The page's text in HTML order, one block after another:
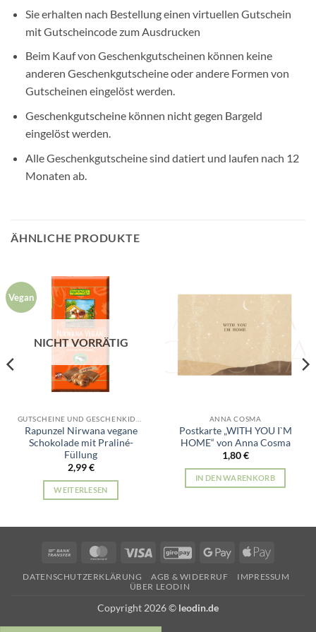
Sie erhalten nach Bestellung einen virtuellen Gutschein
mit Gutscheincode zum Ausdrucken
Beim Kauf von Geschenkgutscheinen können keine
anderen Geschenkgutscheine oder andere Formen von
Gutscheinen eingelöst werden.
Geschenkgutscheine können nicht gegen Bargeld
eingelöst werden.
Alle Geschenkgutscheine sind datiert und laufen nach 12
Monaten ab.
ÄHNLICHE PRODUKTE
Vegan
NICHT VORRÄTIG
Rapunzel Nirwana vegane
Schokolade mit Praliné-
Füllung
2,99€
WEITERLESEN
ANNA COSMA
Postkarte „WITH YOU I`M
HOME“ von Anna Cosma
1,80€
IN DEN WARENKORB
Bank
MasterCardVisa GiroPay Google
Apple
DATENSCHUTZERKLÄRUNG AGB & WIDERRUF
IMPRESSUM
ÜBER LEODIN
Copyright 2026 © leodin.de